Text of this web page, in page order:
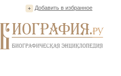
Добавить в избранное